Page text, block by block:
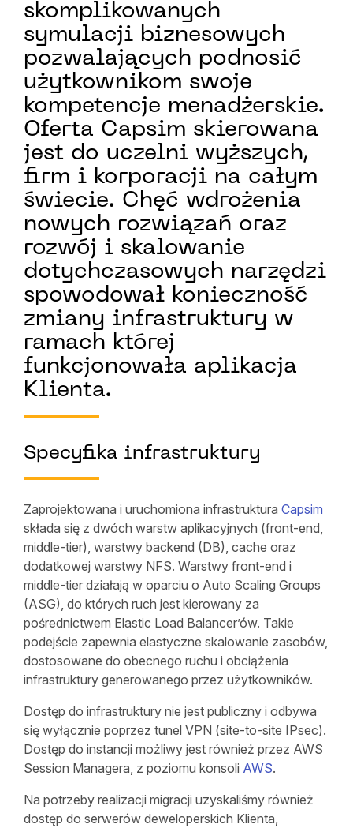
skomplikowanych
symulacji biznesowych
pozwalających podnosić
użytkownikom swoje
kompetencje menadżerskie.
Oferta Capsim skierowana
jest do uczelni wyższych,
firm i korporacji na całym
świecie. Chęć wdrożenia
nowych rozwiązań oraz
rozwój i skalowanie
dotychczasowych narzędzi
spowodował konieczność
zmiany infrastruktury w
ramach której
funkcjonowała aplikacja
Klienta.
Specyfika infrastruktury
Zaprojektowana i uruchomiona infrastruktura Capsim
składa się z dwóch warstw aplikacyjnych (front-end,
middle-tier), warstwy backend (DB), cache oraz
dodatkowej warstwy NFS. Warstwy front-end i
middle-tier działają w oparciu o Auto Scaling Groups
(ASG), do których ruch jest kierowany za
pośrednictwem Elastic Load Balancer’ów. Takie
podejście zapewnia elastyczne skalowanie zasobów,
dostosowane do obecnego ruchu i obciążenia
infrastruktury generowanego przez użytkowników.
Dostęp do infrastruktury nie jest publiczny i odbywa
się wyłącznie poprzez tunel VPN (site-to-site IPsec).
Dostęp do instancji możliwy jest również przez AWS
Session Managera, z poziomu konsoli AWS.
Na potrzeby realizacji migracji uzyskaliśmy również
dostęp do serwerów deweloperskich Klienta,